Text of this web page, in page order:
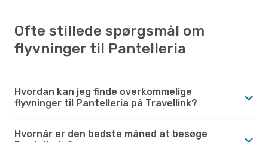
Ofte stillede spørgsmål om
flyvninger til Pantelleria
Hvordan kan jeg finde overkommelige
flyvninger til Pantelleria på Travellink?
Hvornår er den bedste måned at besøge